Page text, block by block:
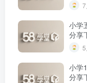
小学
分享
小学
分享